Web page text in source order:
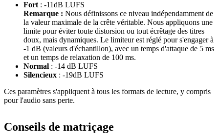
Fort : -11dB LUFS
Remarque : Nous définissons ce niveau indépendamment de
la valeur maximale de la crête véritable. Nous appliquons une
limite pour éviter toute distorsion ou tout écrêtage des titres
doux, mais dynamiques. Le limiteur est réglé pour s'engager à
-1 dB (valeurs d'échantillon), avec un temps d'attaque de 5 ms
et un temps de relaxation de 100 ms.
Normal : -14 dB LUFS
Silencieux : -19dB LUFS
Ces paramètres s'appliquent à tous les formats de lecture, y compris
pour l'audio sans perte.
Conseils de matriçage